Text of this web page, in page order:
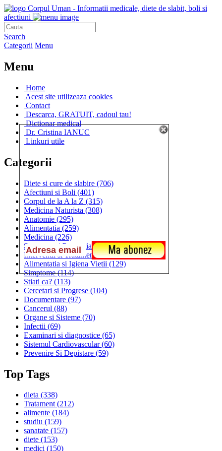
Corpul Uman - Informatii medicale, diete de slabit, boli si
afectiuni
Search
Categorii Menu
Menu
Home
Acest site utilizeaza cookies
Contact
Descarca, GRATUIT, cadoul tau!
Dictionar medical
Dr. Cristina IANUC
Linkuri utile
Categorii
Diete si cure de slabire (706)
Afectiuni si Boli (401)
Corpul de la A la Z (315)
Medicina Naturista (308)
Anatomie (295)
Alimentatia (259)
Medicina (226)
Sanatatea si Preventia(170)
Interventii si Tratamente(167)
Alimentatia si Igiena Vietii (129)
Simptome(114)
Stiati ca? (113)
Cercetari si Progrese (104)
Documentare (97)
Cancerul (88)
Organe si Sisteme (70)
Infectii (69)
Examinari si diagnostice (65)
Sistemul Cardiovascular(60)
Prevenire Si Depistare (59)
Top Tags
dieta (338)
Tratament(212)
alimente (184)
studiu (159)
sanatate (157)
diete (153)
medici (150)